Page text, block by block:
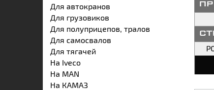
Для автокранов
Для грузовиков
Для полуприцепов, тралов
Для самосвалов
Для тягачей
На Iveco
На MAN
На КАМАЗ